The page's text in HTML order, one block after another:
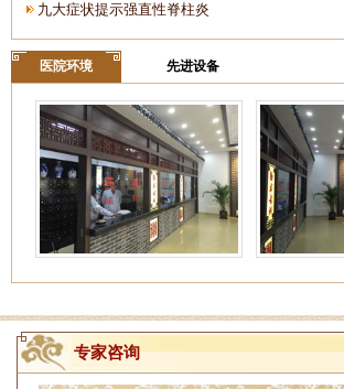
九大症状提示强直性脊柱炎
医院环境 先进设备
专家咨询